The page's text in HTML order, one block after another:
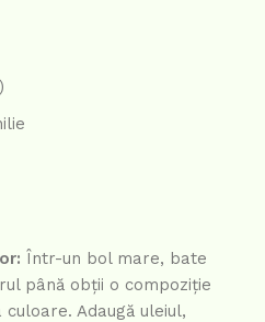
Într-un bol mare, bate
până obții o compoziție
Adaugă uleiul,